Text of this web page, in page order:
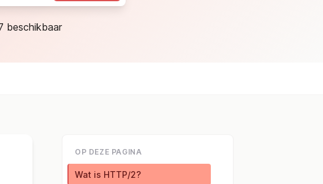
beschikbaar
OP DEZE PAGINA
Wat is HTTP/2?